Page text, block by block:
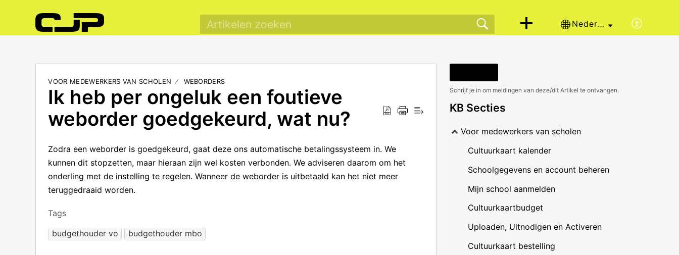
Nederlands
VOOR MEDEWERKERS VAN SCHOLEN WEBORDERS
Ik heb per ongeluk een foutieve
weborder goedgekeurd, wat nu?
Zodra een weborder is goedgekeurd, gaat deze ons automatische betalingssysteem in. We
kunnen dit stopzetten, maar hieraan zijn wel kosten verbonden. We adviseren daarom om het
onderling met de instelling te regelen. Wanneer de weborder is uitbetaald kan het niet meer
teruggedraaid worden.
Tags
budgethouder vo
budgethouder mbo
Schrijf je in om meldingen van deze/dit Artikel te ontvangen.
KB Secties
Voor medewerkers van scholen
Cultuurkaart kalender
Schoolgegevens en account beheren
Mijn school aanmelden
Cultuurkaartbudget
Uploaden, Uitnodigen en Activeren
Cultuurkaart bestelling